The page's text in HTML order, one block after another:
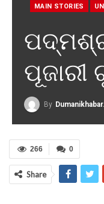
MAIN STORIES
By
0
266
Share